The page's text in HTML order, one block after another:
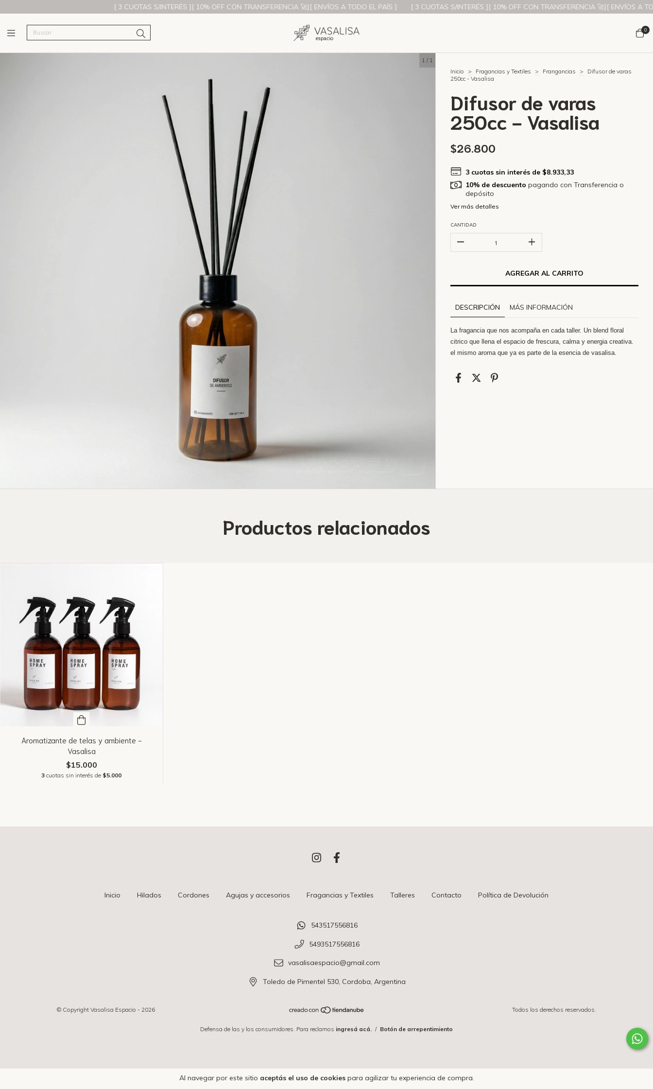
[ 3 CUOTAS S/INTERÉS ][ 10% OFF CON TRANSFERENCIA 🚀][ ENVÍOS A TODO EL PAÍS ] [ 3 CUOTAS S/INTERÉS ][ 10% OFF CON TRANSFERENCIA 🚀][ ENVÍOS A TODO
0
Al navegar por este sitio aceptás el uso de cookiespara agilizar tu experiencia de compra.
1 / 1
Inicio
> Fragancias y Textiles > Frangancias >
Difusor de varas
250cc - Vasalisa
Difusor de varas
250cc - Vasalisa
$26.800
3 cuotas sin interés de $8.933,33
10% de descuento pagando con Transferencia o
depósito
Ver más detalles
CANTIDAD
DESCRIPCIÓN MÁS INFORMACIÓN
La fragancia que nos acompaña en cada taller. Un blend floral
citrico que llena el espacio de frescura, calma y energia creativa.
el mismo aroma que ya es parte de la esencia de vasalisa.
Productos relacionados
Aromatizante de telas y ambiente -
Vasalisa
$15.000
3 cuotas sin interés de $5.000
Inicio Hilados Cordones Agujas y accesorios Fragancias y Textiles Talleres Contacto Política de Devolución
543517556816
5493517556816
vasalisaespacio@gmail.com
Toledo de Pimentel 530, Cordoba, Argentina
© Copyright Vasalisa Espacio - 2026 Todos los derechos reservados.
Defensa de las y los consumidores. Para reclamos ingresá acá. / Botón de arrepentimiento